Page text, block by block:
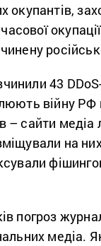
окупантів,
43
війну
– сайти
на
погроз
медіа.